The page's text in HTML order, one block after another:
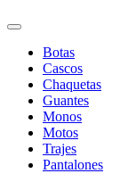
Botas
Cascos
Chaquetas
Guantes
Monos
Motos
Trajes
Pantalones